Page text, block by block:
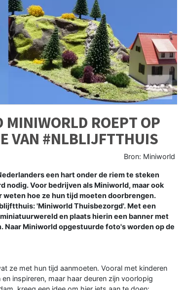
ROEPT OP
VAN #NLBLIJFTTHUIS
Bron: Miniworld
een hart onder de riem te steken
nodig. Voor bedrijven als Miniworld, maar ook
hoe ze hun tijd moeten doorbrengen.
'Miniworld Thuisbezorgd'. Met een
en plaats hierin een banner met
Naar Miniworld opgestuurde foto's worden op de
ze met hun tijd aanmoeten. Vooral met kinderen
inspireren, maar haar deuren zijn voorlopig